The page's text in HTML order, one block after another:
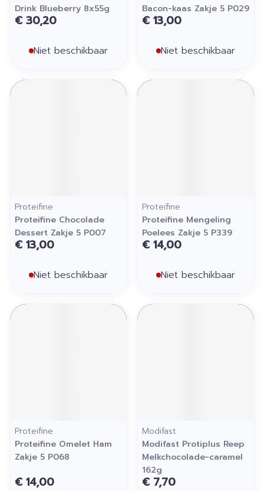
Drink Blueberry 8x55g
€ 30,20
Niet beschikbaar
Bacon-kaas Zakje 5 P029
€ 13,00
Niet beschikbaar
Proteifine
Proteifine Chocolade
Dessert Zakje 5 P007
€ 13,00
Niet beschikbaar
Proteifine
Proteifine Mengeling
Poelees Zakje 5 P339
€ 14,00
Niet beschikbaar
Proteifine
Proteifine Omelet Ham
Zakje 5 P068
€ 14,00
Modifast
Modifast Protiplus Reep
Melkchocolade-caramel
162g
€ 7,70